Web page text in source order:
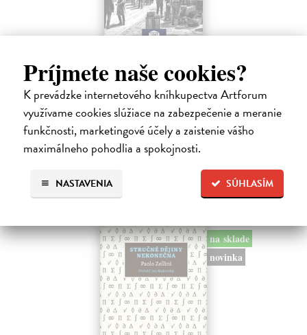
Príjmete naše cookies?
K prevádzke internetového kníhkupectva Artforum
využívame cookies slúžiace na zabezpečenie a meranie
funkčnosti, marketingové účely a zaistenie vášho
maximálneho pohodlia a spokojnosti.
SÚHLASÍM
NASTAVENIA
Tocqueville Alexis de| Kniha
První český překlad méně známého díla jedné z nejvýznamnějších
osobností evropské politické filosofie 19. století je doplněn obšírnými
komentáři Ivo Budila, Jana Kellera a Gertrudy Himmelfalberové.
Od…
Na sklade ?
na sklade
novinka